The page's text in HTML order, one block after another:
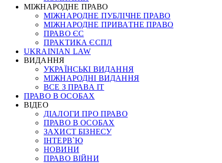
МІЖНАРОДНЕ ПРАВО
МІЖНАРОДНЕ ПУБЛІЧНЕ ПРАВО
МІЖНАРОДНЕ ПРИВАТНЕ ПРАВО
ПРАВО ЄС
ПРАКТИКА ЄСПЛ
UKRAINIAN LAW
ВИДАННЯ
УКРАЇНСЬКІ ВИДАННЯ
МІЖНАРОДНІ ВИДАННЯ
ВСЕ З ПРАВА ІТ
ПРАВО В ОСОБАХ
ВІДЕО
ДІАЛОГИ ПРО ПРАВО
ПРАВО В ОСОБАХ
ЗАХИСТ БІЗНЕСУ
ІНТЕРВ`Ю
НОВИНИ
ПРАВО ВІЙНИ